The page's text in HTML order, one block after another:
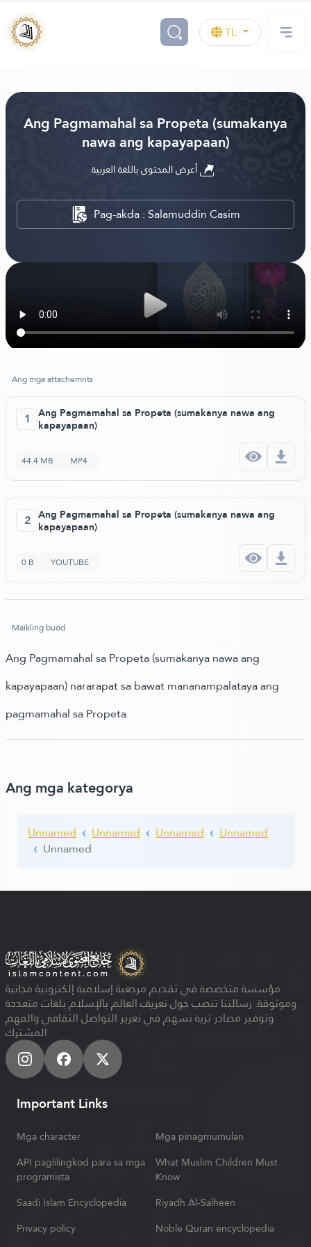
TL
Ang Pagmamahal sa Propeta (sumakanya
nawa ang kapayapaan)
Pag-akda : Salamuddin Casim
Ang mga attachemnts
1 Ang Pagmamahal sa Propeta (sumakanya nawa ang
kapayapaan)
44.4 MB MP4
2 Ang Pagmamahal sa Propeta (sumakanya nawa ang
kapayapaan)
0 B YOUTUBE
Maikling buod
Ang Pagmamahal sa Propeta (sumakanya nawa ang
kapayapaan) nararapat sa bawat mananampalataya ang
pagmamahal sa Propeta.
Ang mga kategorya
Unnamed Unnamed Unnamed Unnamed
Unnamed
مؤسسة متخصصة في تقديم مرجعية إسلامية إلكترونية مجانية
وموثوقة. رسالتنا تنصب حول تعريف العالم بالإسلام بلغات متعددة
وتوفير مصادر ثرية تسهم في تعزيز التواصل الثقافي والفهم
المشترك
Important Links
Mga character
Mga pinagmumulan
API paglilingkod para sa mga
programista
What Muslim Children Must
Know
Saadi Islam Encyclopedia
Riyadh Al-Salheen
Privacy policy
Noble Quran encyclopedia